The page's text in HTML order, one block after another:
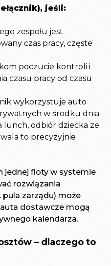
jeśli:
zespołu jest
czas pracy, częste
poczucie kontroli i
czasu pracy od czasu
wykorzystuje auto
w środku dnia
lunch, odbiór dziecka ze
to precyzyjnie
jednej floty w systemie
rozwiązania
pula zarządu) może
dostawcze mogą
kalendarza.
– dlaczego to